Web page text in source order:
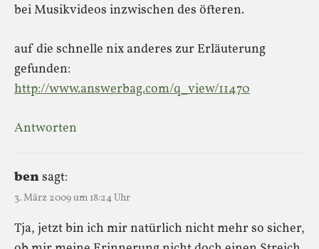
bei Musikvideos inzwischen des öfteren.
auf die schnelle nix anderes zur Erläuterung
gefunden:
http://www.answerbag.com/q_view/11470
Antworten
bensagt:
3. März 2009 um 18:24 Uhr
Tja, jetzt bin ich mir natürlich nicht mehr so sicher,